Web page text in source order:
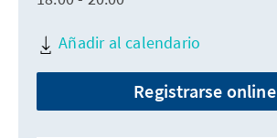
Añadir al calendario
Registrarse online